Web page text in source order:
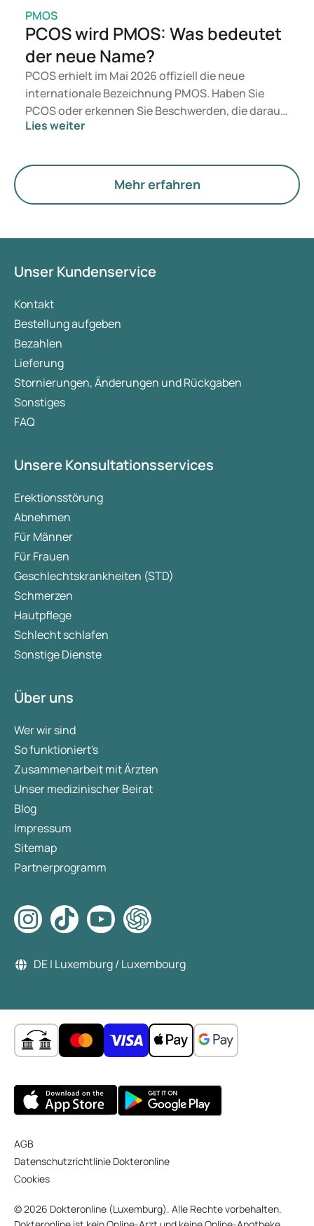
PMOS
PCOS wird PMOS: Was bedeutet
der neue Name?
PCOS erhielt im Mai 2026 offiziell die neue
internationale Bezeichnung PMOS. Haben Sie
PCOS oder erkennen Sie Beschwerden, die darauf
hindeuten könnten? Medizinisch ändert sich
mehr Gewicht auf Hormone, den Stoffwechsel und
die Funktion der Eierstöcke.
Lies weiter
Mehr erfahren
Unser Kundenservice
Kontakt
Bestellung aufgeben
Bezahlen
Lieferung
Stornierungen, Änderungen und Rückgaben
Sonstiges
FAQ
Unsere Konsultationsservices
Erektionsstörung
Abnehmen
Für Männer
Für Frauen
Geschlechtskrankheiten (STD)
Schmerzen
Hautpflege
Schlecht schlafen
Sonstige Dienste
Über uns
Wer wir sind
So funktioniert's
Zusammenarbeit mit Ärzten
Unser medizinischer Beirat
Blog
Impressum
Sitemap
Partnerprogramm
DE | Luxemburg / Luxembourg
AGB
Datenschutzrichtlinie Dokteronline
Cookies
© 2026 Dokteronline (Luxemburg). Alle Rechte vorbehalten.